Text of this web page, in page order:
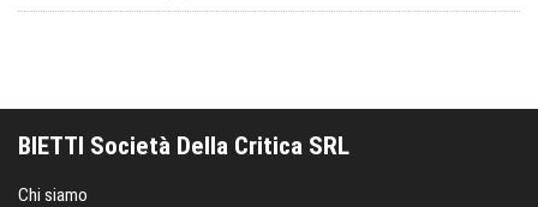
BIETTI Società Della Critica SRL
Chi siamo